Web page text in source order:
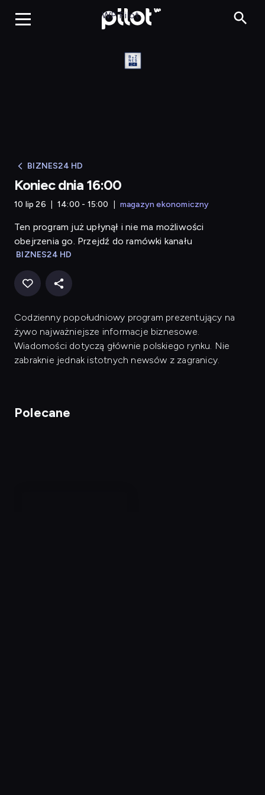
Koniec dnia 16:00
WP Pilot
BIZNES24 HD
Koniec dnia 16:00
10 lip 26 14:00 - 15:00 magazyn ekonomiczny
Ten program już upłynął i nie ma możliwości
obejrzenia go. Przejdź do ramówki kanału
BIZNES24 HD
Codzienny popołudniowy program prezentujący na
żywo najważniejsze informacje biznesowe.
Wiadomości dotyczą głównie polskiego rynku. Nie
zabraknie jednak istotnych newsów z zagranicy.
Polecane